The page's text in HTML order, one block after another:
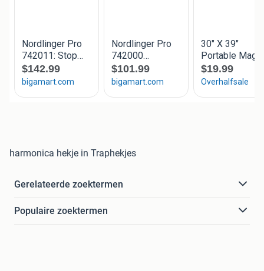
harmonica hekje in Traphekjes
Gerelateerde zoektermen
Populaire zoektermen